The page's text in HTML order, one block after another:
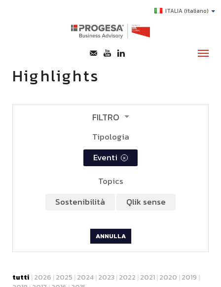
ITALIA(italiano)
SUCCESS STORY
Highlights
FILTRO
Tipologia
eventi
×
Topics
sostenibilità
qlik sense
ANNULLA
tutti | 2026 | 2025 | 2024| 2023| 2022 | 2021| 2020 | 2019 |